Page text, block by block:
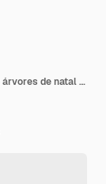
Padrão perfeito com silhuetas abstratas de árvores de natal em um fundo verde